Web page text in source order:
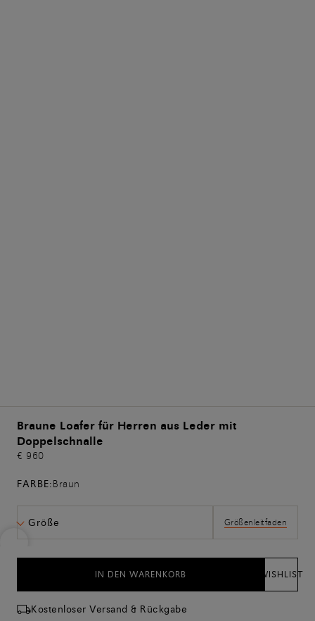
Braune Loafer für Herren aus Leder mit
Doppelschnalle
€ 960
FARBE:Braun
Größe Größenleitfaden
IN DEN WARENKORB WISHLIST
Kostenloser Versand & Rückgabe